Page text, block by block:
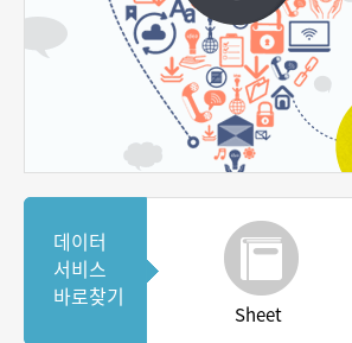
데이터
서비스
바로찾기
Sheet